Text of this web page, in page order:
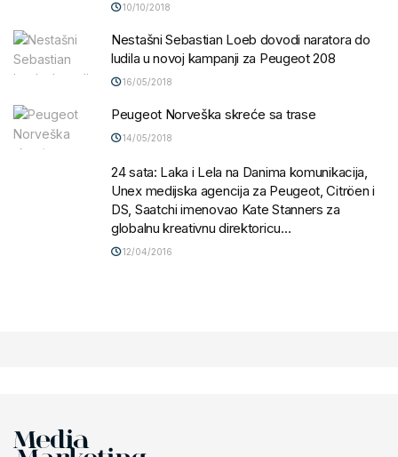
10/10/2018
Nestašni Sebastian Loeb dovodi naratora do
ludila u novoj kampanji za Peugeot 208
16/05/2018
Peugeot Norveška skreće sa trase
14/05/2018
24 sata: Laka i Lela na Danima komunikacija,
Unex medijska agencija za Peugeot, Citröen i
DS, Saatchi imenovao Kate Stanners za
globalnu kreativnu direktoricu…
12/04/2016